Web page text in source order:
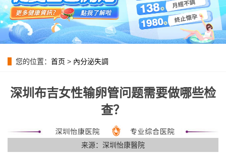
您的位置： 首页 > 內分泌失調
深圳布吉女性输卵管问题需要做哪些检
查？
来源：深圳怡康醫院